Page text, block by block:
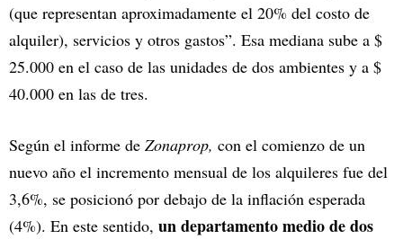
(que representan aproximadamente el 20% del costo de
alquiler), servicios y otros gastos”. Esa mediana sube a $
25.000 en el caso de las unidades de dos ambientes y a $
40.000 en las de tres.
Según el informe de Zonaprop, con el comienzo de un
nuevo año el incremento mensual de los alquileres fue del
3,6%, se posicionó por debajo de la inflación esperada
(4%). En este sentido, un departamento medio de dos